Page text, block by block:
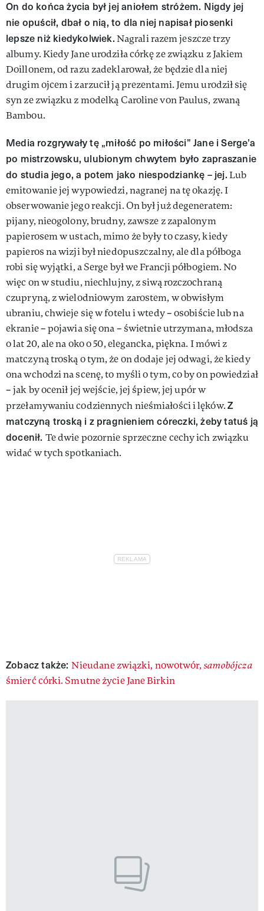
On do końca życia był jej aniołem stróżem. Nigdy jej
nie opuścił, dbał o nią, to dla niej napisał piosenki
lepsze niż kiedykolwiek.Nagrali razem jeszcze trzy
albumy. Kiedy Jane urodziła córkę ze związku z Jakiem
Doillonem, od razu zadeklarował, że będzie dla niej
drugim ojcem i zarzucił ją prezentami. Jemu urodził się
syn ze związku z modelką Caroline von Paulus, zwaną
Bambou.
Media rozgrywały tę „miłość po miłości” Jane i Serge’a
po mistrzowsku, ulubionym chwytem było zapraszanie
do studia jego, a potem jako niespodziankę – jej.Lub
emitowanie jej wypowiedzi, nagranej na tę okazję. I
obserwowanie jego reakcji. On był już degeneratem:
pijany, nieogolony, brudny, zawsze z zapalonym
papierosem w ustach, mimo że były to czasy, kiedy
papieros na wizji był niedopuszczalny, ale dla półboga
robi się wyjątki, a Serge był we Francji półbogiem. No
więc on w studiu, niechlujny, z siwą rozczochraną
czupryną, z wielodniowym zarostem, w obwisłym
ubraniu, chwieje się w fotelu i wtedy – osobiście lub na
ekranie – pojawia się ona – świetnie utrzymana, młodsza
o lat 20, ale na oko o 50, elegancka, piękna. I mówi z
matczyną troską o tym, że on dodaje jej odwagi, że kiedy
ona wchodzi na scenę, to myśli o tym, co by on powiedział
– jak by ocenił jej wejście, jej śpiew, jej upór w
przełamywaniu codziennych nieśmiałości i lęków.Z
matczyną troską i z pragnieniem córeczki, żeby tatuś ją
docenił. Te dwie pozornie sprzeczne cechy ich związku
widać w tych spotkaniach.
Zobacz także: Nieudane związki, nowotwór,samobójcza
śmierć córki. Smutne życie Jane Birkin